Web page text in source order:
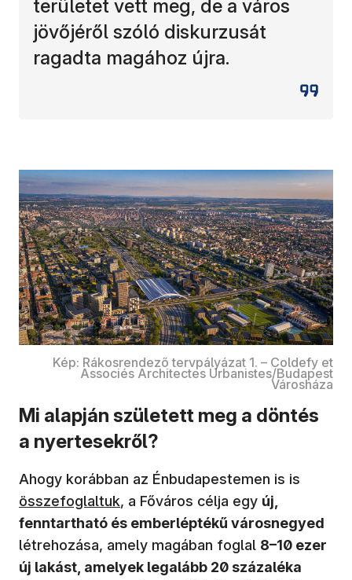
területet vett meg, de a város
jövőjéről szóló diskurzusát
ragadta magához újra.
Kép: Rákosrendező tervpályázat 1. – Coldefy et
Associés Architectes Urbanistes/Budapest
Városháza
Mi alapján született meg a döntés
a nyertesekről?
Ahogy korábban az Énbudapestemen is is
összefoglaltuk, a Főváros célja egy új,
fenntartható és emberléptékű városnegyed
létrehozása, amely magában foglal 8–10 ezer
új lakást, amelyek legalább 20 százaléka